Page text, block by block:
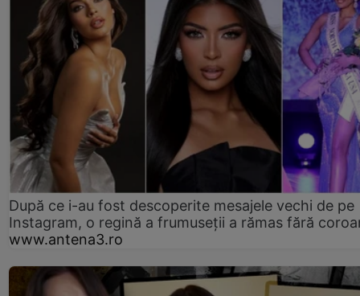
După ce i-au fost descoperite mesajele vechi de pe
Instagram, o regină a frumuseții a rămas fără
www.antena3.ro